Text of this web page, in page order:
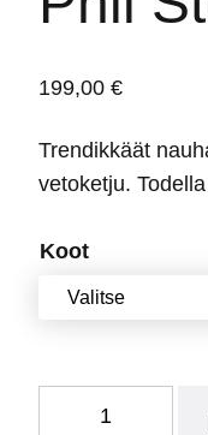
199,00 €
Trendikkäät
vetoketju.
Koot